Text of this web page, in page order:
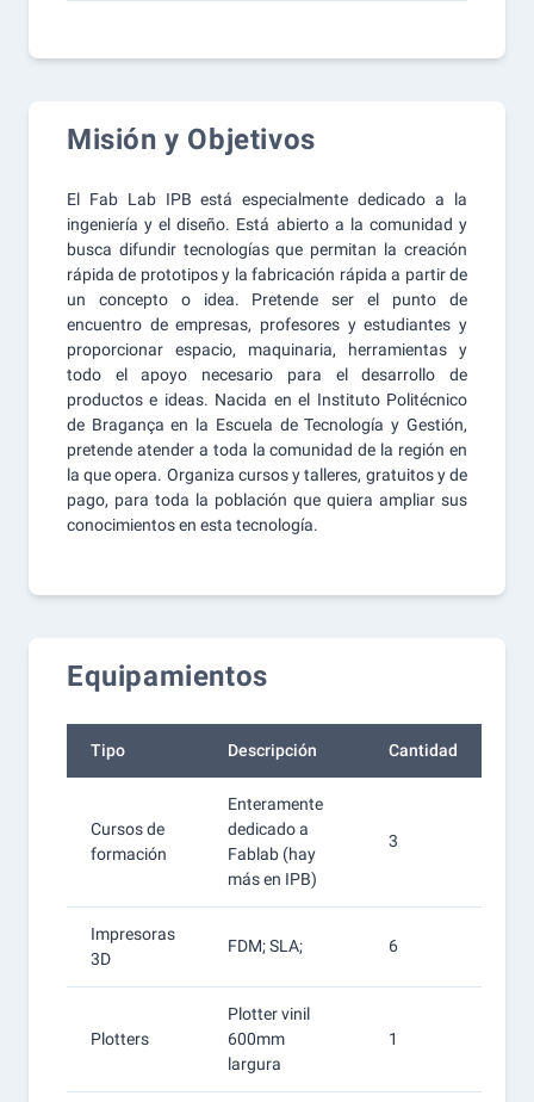
Misión y Objetivos
El Fab Lab IPB está especialmente dedicado a la
ingeniería y el diseño. Está abierto a la comunidad y
busca difundir tecnologías que permitan la creación
rápida de prototipos y la fabricación rápida a partir de
un concepto o idea. Pretende ser el punto de
encuentro de empresas, profesores y estudiantes y
proporcionar espacio, maquinaria, herramientas y
todo el apoyo necesario para el desarrollo de
productos e ideas. Nacida en el Instituto Politécnico
de Bragança en la Escuela de Tecnología y Gestión,
pretende atender a toda la comunidad de la región en
la que opera. Organiza cursos y talleres, gratuitos y de
pago, para toda la población que quiera ampliar sus
conocimientos en esta tecnología.
Equipamientos
Tipo Descripción Cantidad
Cursos de
formación
Enteramente
dedicado a
Fablab (hay
más en IPB)
3
Impresoras
3D
FDM; SLA; 6
Plotters
Plotter vinil
600mm
largura
1